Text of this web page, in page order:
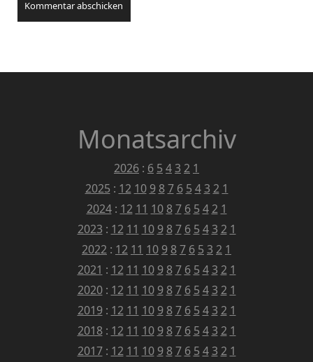
Monatsarchiv
2026 : 6 5 43 2 1
2025 : 12 10 9 8 7 6 5 4 3 2 1
2024: 12 11 10 8 7 6 5 4 2 1
2023 : 12 11 10 9 8 7 6 5 4 3 2 1
2022 : 12 11 10 9 87 6 5 3 2 1
2021 : 12 11 10 9 8 7 6 5 4 3 2 1
2020: 12 11 10 9 8 7 6 5 4 3 2 1
2019: 12 11 10 9 8 7 6 5 4 3 2 1
2018: 12 11 10 9 8 7 6 5 4 3 2 1
2017: 12 11 10 9 8 7 6 5 4 3 2 1